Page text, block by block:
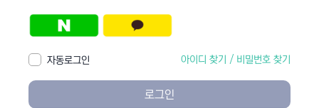
자동로그인 아이디 찾기 / 비밀번호 찾기
로그인